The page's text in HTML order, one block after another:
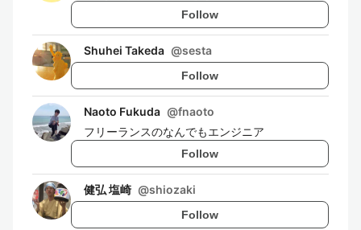
Follow
Shuhei Takeda @sesta
Follow
Naoto Fukuda @fnaoto
フリーランスのなんでもエンジニア
Follow
健弘 塩崎 @shiozaki
Follow